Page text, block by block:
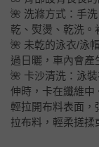
🌺 洗滌方式：手
乾、熨燙、乾洗。
🌺 未乾的泳衣/泳
過日曬，車內會產
🌺 卡沙清洗：泳
伸時，卡在纖維中
輕拉開布料表面，
拉布料，輕柔搓揉